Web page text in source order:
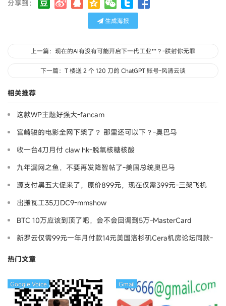
分享到：
生成海报
上一篇：现在的AI有没有可能开启下一代工业**？-朕射你无罪
下一篇：T 楼送 2 个 120 刀的 ChatGPT 账号-风清云谈
相关推荐
这款WP主题好强大-fancam
宫崎骏的电影全网下架了？ 那里还可以下？-奧巴马
收一台4刀月付 claw hk-脱氧核糖核酸
九年漏网之鱼，不要再发降智帖了-美国总统奥巴马
源支付黑五大促来了，原价899元，现在仅需399元-三架飞机
出搬瓦工35刀DC9-mmshow
BTC 10万应该到顶了吧，会不会回调到5万-MasterCard
新罗云仅需99元一年月付款14元美国洛杉矶Cera机房论坛同款-
热门文章
Google Voice Gmail